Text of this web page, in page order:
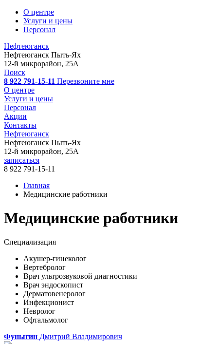
О центре
Услуги и цены
Персонал
Нефтеюганск
Нефтеюганск Пыть-Ях
12-й микрорайон, 25А
Поиск
8 922 791-15-11 Перезвоните мне
О центре
Услуги и цены
Персонал
Акции
Контакты
Нефтеюганск
Нефтеюганск Пыть-Ях
12-й микрорайон, 25А
записаться
8 922 791-15-11
Главная
Медицинские работники
Медицинские работники
Специализация
Акушер-гинеколог
Вертебролог
Врач ультрозвуковой диагностики
Врач эндоскопист
Дерматовенеролог
Инфекционист
Невролог
Офтальмолог
Фуныгин Дмитрий Владимирович